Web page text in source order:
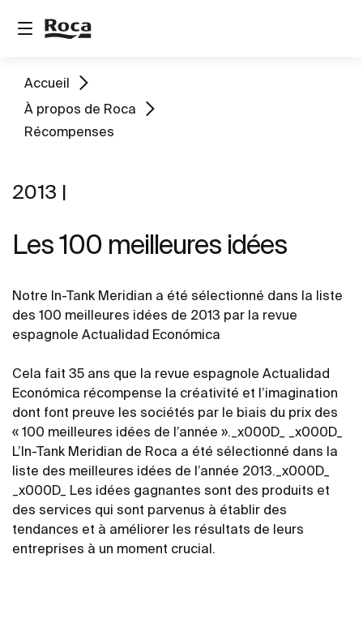
Accueil
À propos de Roca
Récompenses
2013 |
Les 100 meilleures idées
Notre In-Tank Meridian a été sélectionné dans la liste
des 100 meilleures idées de 2013 par la revue
espagnole Actualidad Económica
Cela fait 35 ans que la revue espagnole Actualidad
Económica récompense la créativité et l’imagination
dont font preuve les sociétés par le biais du prix des
« 100 meilleures idées de l’année »._x000D_ _x000D_
L’In-Tank Meridian de Roca a été sélectionné dans la
liste des meilleures idées de l’année 2013._x000D_
_x000D_ Les idées gagnantes sont des produits et
des services qui sont parvenus à établir des
tendances et à améliorer les résultats de leurs
entreprises à un moment crucial.